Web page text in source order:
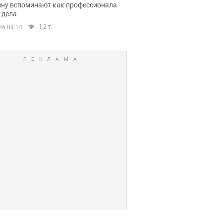
вспоминают как профессионала
дела
09:14 1,2 т.